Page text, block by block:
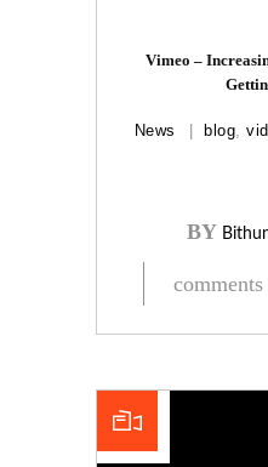
Vimeo –
News blog,
BY